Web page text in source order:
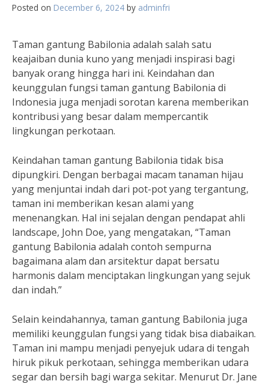
Posted on December 6, 2024 by adminfri
Taman gantung Babilonia adalah salah satu
keajaiban dunia kuno yang menjadi inspirasi bagi
banyak orang hingga hari ini. Keindahan dan
keunggulan fungsi taman gantung Babilonia di
Indonesia juga menjadi sorotan karena memberikan
kontribusi yang besar dalam mempercantik
lingkungan perkotaan.
Keindahan taman gantung Babilonia tidak bisa
dipungkiri. Dengan berbagai macam tanaman hijau
yang menjuntai indah dari pot-pot yang tergantung,
taman ini memberikan kesan alami yang
menenangkan. Hal ini sejalan dengan pendapat ahli
landscape, John Doe, yang mengatakan, “Taman
gantung Babilonia adalah contoh sempurna
bagaimana alam dan arsitektur dapat bersatu
harmonis dalam menciptakan lingkungan yang sejuk
dan indah.”
Selain keindahannya, taman gantung Babilonia juga
memiliki keunggulan fungsi yang tidak bisa diabaikan.
Taman ini mampu menjadi penyejuk udara di tengah
hiruk pikuk perkotaan, sehingga memberikan udara
segar dan bersih bagi warga sekitar. Menurut Dr. Jane